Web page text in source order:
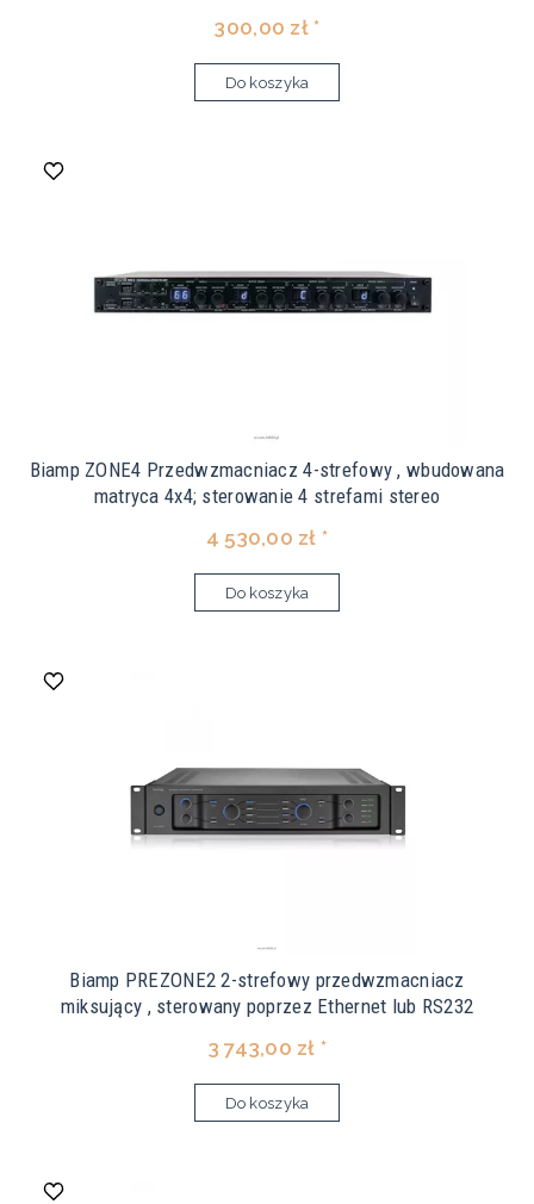
300,00 zł *
Do koszyka
Biamp ZONE4 Przedwzmacniacz 4-strefowy , wbudowana
matryca 4x4; sterowanie 4 strefami stereo
4 530,00 zł *
Do koszyka
Biamp PREZONE2 2-strefowy przedwzmacniacz
miksujący , sterowany poprzez Ethernet lub RS232
3 743,00 zł *
Do koszyka